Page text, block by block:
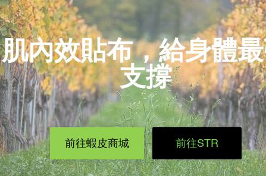
、下肢訓練】
鬆不要聳肩，骨盆不晃動。
上伸直、一隻腳放平在地面，向上伸直的腳順時針及逆時針畫